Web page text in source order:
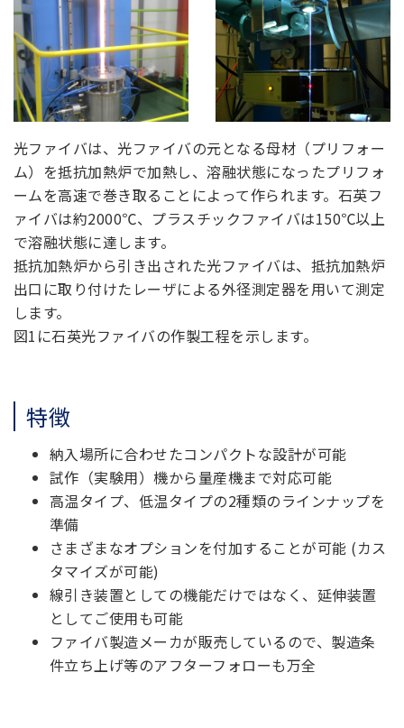
光ファイバは、光ファイバの元となる母材（プリフォー
ム）を抵抗加熱炉で加熱し、溶融状態になったプリフォ
ームを高速で巻き取ることによって作られます。石英フ
ァイバは約2000℃、プラスチックファイバは150℃以上
で溶融状態に達します。
抵抗加熱炉から引き出された光ファイバは、抵抗加熱炉
出口に取り付けたレーザによる外径測定器を用いて測定
します。
図1に石英光ファイバの作製工程を示します。
特徴
納入場所に合わせたコンパクトな設計が可能
試作（実験用）機から量産機まで対応可能
高温タイプ、低温タイプの2種類のラインナップを
準備
さまざまなオプションを付加することが可能 (カス
タマイズが可能)
線引き装置としての機能だけではなく、延伸装置
としてご使用も可能
ファイバ製造メーカが販売しているので、製造条
件立ち上げ等のアフターフォローも万全